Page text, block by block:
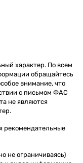
характер. По всем
обращайтесь
внимание, что
с письмом ФАС
не являются
рекомендательные
не ограничиваясь)